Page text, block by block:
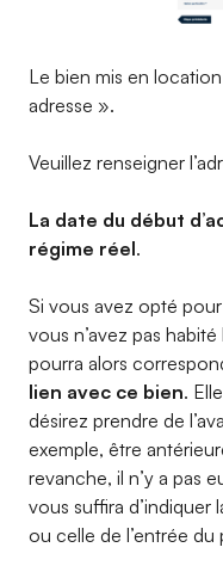
Le bien mis en
adresse ».
Veuillez renseigner
La date du début
régime réel.
Si vous avez opté
vous n’avez pas
pourra alors
lien avec ce bien.
désirez prendre de
exemple, être
revanche, il n’y a pas
vous suffira d’indiquer
ou celle de l’entrée du